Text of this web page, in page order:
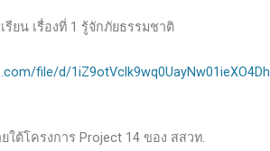
รียน เรื่องที่ 1 รู้จักภัยธรรมชาติ
file/d/
ต้โครงการ Project 14 ของ สสวท.